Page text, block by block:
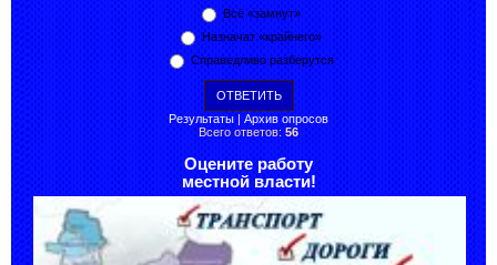
Всё «замнут»
Назначат «крайнего»
Справедливо разберутся
Результаты | Архив опросов
Всего ответов: 56
Оцените работу
местной власти!